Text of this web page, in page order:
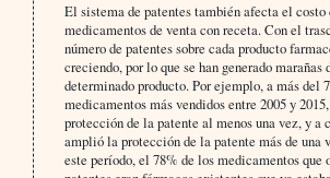
El sistema de patentes también afecta el costo
medicamentos de venta con receta. Con el
número de patentes sobre cada producto
creciendo, por lo que se han generado marañas
determinado producto. Por ejemplo, a más del
medicamentos más vendidos entre 2005 y
protección de la patente al menos una vez, y a
amplió la protección de la patente más de una
este período, el 78% de los medicamentos que